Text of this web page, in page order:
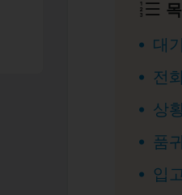
대
전
상
품
입